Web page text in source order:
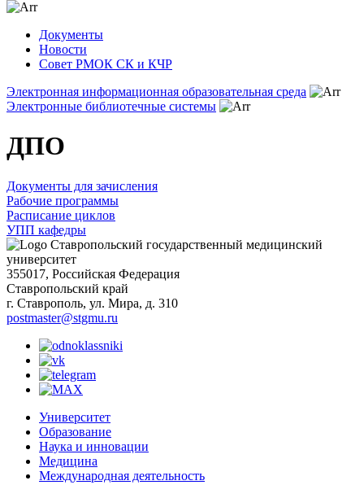
Документы
Новости
Совет РМОК СК и КЧР
Электронная информационная образовательная среда
Электронные библиотечные системы
ДПО
Документы для зачисления
Рабочие программы
Расписание циклов
УПП кафедры
Ставропольский государственный медицинский
университет
355017, Российская Федерация
Ставропольский край
г. Ставрополь, ул. Мира, д. 310
postmaster@stgmu.ru
Университет
Образование
Наука и инновации
Медицина
Международная деятельность